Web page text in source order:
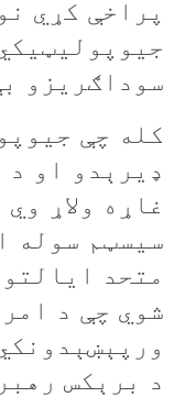
پراخې کړي
سوداګريزو
کله چې
ډيرېدو او د
غاړه ولاړ
سيسټم سوله
متحد
شوي چې د
د برېکس